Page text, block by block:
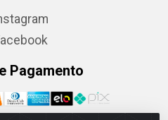
Pagamento